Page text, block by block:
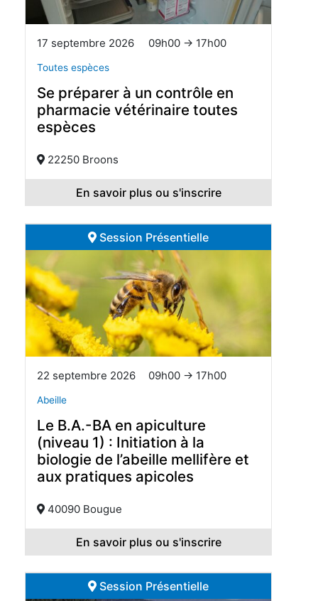
17 septembre 2026 09h00 → 17h00
Toutes espèces
Se préparer à un contrôle en
pharmacie vétérinaire toutes
espèces
22250 Broons
En savoir plus ou s'inscrire
Session Présentielle
22 septembre 2026 09h00 → 17h00
Abeille
Le B.A.-BA en apiculture
(niveau 1) : Initiation à la
biologie de l’abeille mellifère et
aux pratiques apicoles
40090 Bougue
En savoir plus ou s'inscrire
Session Présentielle